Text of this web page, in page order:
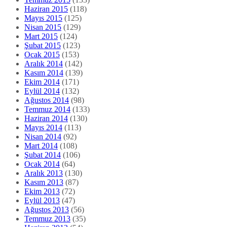
Haziran 2015 (118)
Mayıs 2015 (125)
Nisan 2015 (129)
Mart 2015 (124)
Şubat 2015 (123)
Ocak 2015 (153)
Aralık 2014 (142)
Kasım 2014 (139)
Ekim 2014 (171)
Eylül 2014 (132)
Ağustos 2014 (98)
Temmuz 2014 (133)
Haziran 2014 (130)
Mayıs 2014 (113)
Nisan 2014 (92)
Mart 2014 (108)
Şubat 2014 (106)
Ocak 2014 (64)
Aralık 2013 (130)
Kasım 2013 (87)
Ekim 2013 (72)
Eylül 2013 (47)
Ağustos 2013 (56)
Temmuz 2013 (35)